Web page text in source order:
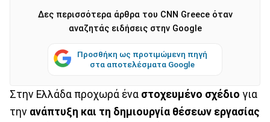
Δες περισσότερα άρθρα του CNN Greece όταν
αναζητάς ειδήσεις στην Google
Προσθήκη ως προτιμώμενη πηγή
στα αποτελέσματα Google
Στην Ελλάδα προχωρά ένα στοχευμένο σχέδιο για
την ανάπτυξη και τη δημιουργία θέσεων εργασίας